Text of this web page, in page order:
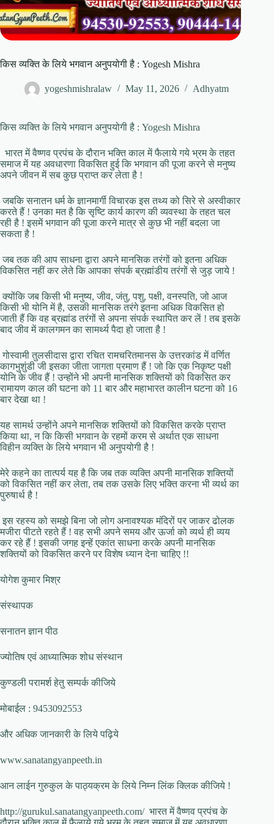
किस व्यक्ति के लिये भगवान अनुपयोगी है : Yogesh Mishra
yogeshmishralaw May 11, 2026 Adhyatm
किस व्यक्ति के लिये भगवान अनुपयोगी है : Yogesh Mishra
भारत में वैष्णव प्रपंच के दौरान भक्ति काल में फैलाये गये भ्रम के तहत
समाज में यह अवधारणा विकसित हुई कि भगवान की पूजा करने से मनुष्य
अपने जीवन में सब कुछ प्राप्त कर लेता है !
जबकि सनातन धर्म के ज्ञानमार्गी विचारक इस तथ्य को सिरे से अस्वीकार
करते हैं ! उनका मत है कि सृष्टि कार्य कारण की व्यवस्था के तहत चल
रही है ! इसमें भगवान की पूजा करने मात्र से कुछ भी नहीं बदला जा
सकता है !
जब तक की आप साधना द्वारा अपने मानसिक तरंगों को इतना अधिक
विकसित नहीं कर लेते कि आपका संपर्क ब्रह्मांडीय तरंगों से जुड़ जाये !
क्योंकि जब किसी भी मनुष्य, जीव, जंतु, पशु, पक्षी, वनस्पति, जो आज
किसी भी योनि में है, उसकी मानसिक तरंगे इतना अधिक विकसित हो
जाती हैं कि वह ब्रह्मांड तरंगों से अपना संपर्क स्थापित कर लें ! तब इसके
बाद जीव में कालगमन का सामर्थ्य पैदा हो जाता है !
गोस्वामी तुलसीदास द्वारा रचित रामचरितमानस के उत्तरकांड में वर्णित
कागभुशुंडी जी इसका जीता जागता प्रमाण हैं ! जो कि एक निकृष्ट पक्षी
योनि के जीव हैं ! उन्होंने भी अपनी मानसिक शक्तियों को विकसित कर
रामायण काल की घटना को 11 बार और महाभारत कालीन घटना को 16
बार देखा था !
यह सामर्थ उन्होंने अपने मानसिक शक्तियों को विकसित करके प्राप्त
किया था, न कि किसी भगवान के रहमों करम से अर्थात एक साधना
विहीन व्यक्ति के लिये भगवान भी अनुपयोगी है !
मेरे कहने का तात्पर्य यह है कि जब तक व्यक्ति अपनी मानसिक शक्तियों
को विकसित नहीं कर लेता, तब तक उसके लिए भक्ति करना भी व्यर्थ का
पुरुषार्थ है !
इस रहस्य को समझे बिना जो लोग अनावश्यक मंदिरों पर जाकर ढोलक
मजीरा पीटते रहते हैं ! वह सभी अपने समय और ऊर्जा को व्यर्थ ही व्यय
कर रहे हैं ! इसकी जगह इन्हें एकांत साधना करके अपनी मानसिक
शक्तियों को विकसित करने पर विशेष ध्यान देना चाहिए !!
योगेश कुमार मिश्र
संस्थापक
सनातन ज्ञान पीठ
ज्योतिष एवं आध्यात्मिक शोध संस्थान
कुण्डली परामर्श हेतु सम्पर्क कीजिये
मोबाईल : 9453092553
और अधिक जानकारी के लिये पढ़िये
www.sanatangyanpeeth.in
आन लाईन गुरुकुल के पाठ्यक्रम के लिये निम्न लिंक क्लिक कीजिये !
http://gurukul.sanatangyanpeeth.com/ भारत में वैष्णव प्रपंच के